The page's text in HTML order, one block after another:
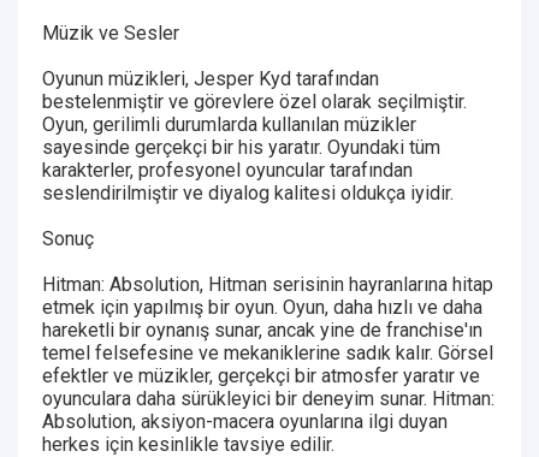
Müzik ve Sesler
Oyunun müzikleri, Jesper Kyd tarafından
bestelenmiştir ve görevlere özel olarak seçilmiştir.
Oyun, gerilimli durumlarda kullanılan müzikler
sayesinde gerçekçi bir his yaratır. Oyundaki tüm
karakterler, profesyonel oyuncular tarafından
seslendirilmiştir ve diyalog kalitesi oldukça iyidir.
Sonuç
Hitman: Absolution, Hitman serisinin hayranlarına hitap
etmek için yapılmış bir oyun. Oyun, daha hızlı ve daha
hareketli bir oynanış sunar, ancak yine de franchise'ın
temel felsefesine ve mekaniklerine sadık kalır. Görsel
efektler ve müzikler, gerçekçi bir atmosfer yaratır ve
oyunculara daha sürükleyici bir deneyim sunar. Hitman:
Absolution, aksiyon-macera oyunlarına ilgi duyan
herkes için kesinlikle tavsiye edilir.